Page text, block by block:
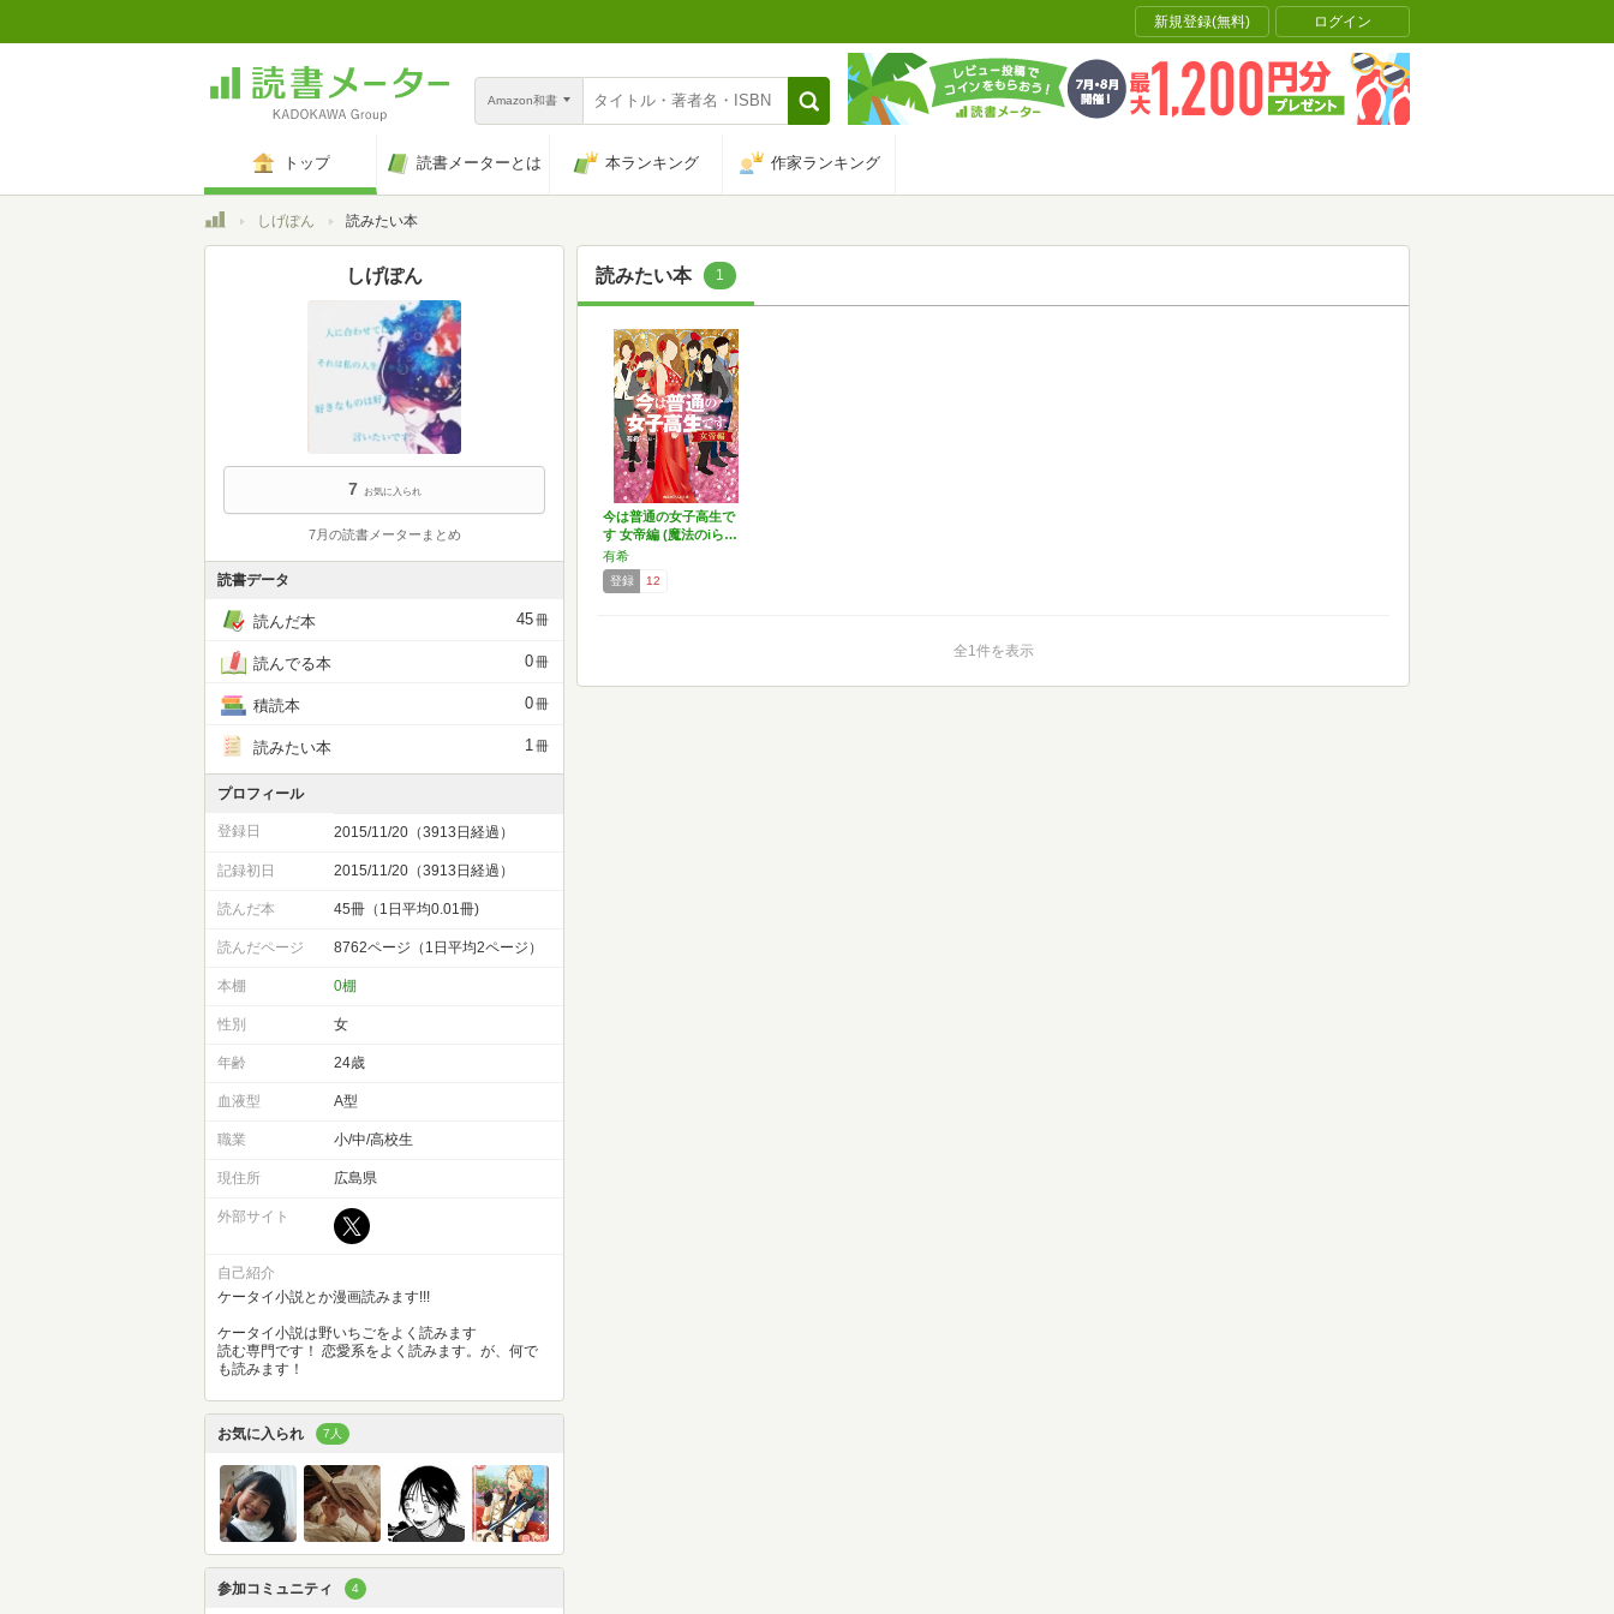
新規登録(無料) ログイン
Amazon和書
トップ 読書メーターとは 本ランキング 作家ランキング
トップしげぽん 読みたい本
読みたい本 1
今は普通の女子高生で
す 女帝編 (魔法のiら…
有希
登録 12
全1件を表示
しげぽん
7 お気に入られ
7月の読書メーターまとめ
読書データ
読んだ本 45冊
読んでる本 0冊
積読本 0冊
読みたい本 1冊
プロフィール
登録日 2015/11/20（3913日経過）
記録初日 2015/11/20（3913日経過）
読んだ本 45冊（1日平均0.01冊)
読んだページ 8762ページ（1日平均2ページ）
本棚 0棚
性別 女
年齢 24歳
血液型 A型
職業 小/中/高校生
現住所 広島県
外部サイト
自己紹介
ケータイ小説とか漫画読みます!!!
ケータイ小説は野いちごをよく読みます
読む専門です！ 恋愛系をよく読みます。が、何で
も読みます！
お気に入られ 7人
参加コミュニティ 4